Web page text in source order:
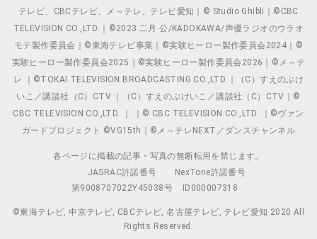
テレビ、CBCテレビ、メ～テレ、テレビ愛知｜© Studio Ghibli｜©CBC
TELEVISION CO.,LTD.｜©2023 二月 公/KADOKAWA/声優ラジオのウラオ
モテ製作委員会｜©東海テレビ事業｜©実験ヒーロー製作委員会2024｜©
実験ヒーロー製作委員会2025｜©実験ヒーロー製作委員会2026｜©メ～テ
レ ｜©TOKAI TELEVISION BROADCASTING CO.,LTD.｜（C）すえのぶけ
いこ／講談社（C）CTV ｜（C）すえのぶけいこ／講談社（C）CTV｜©
CBC TELEVISION CO.,LTD. ｜ ｜© CBC TELEVISION CO.,LTD. ｜©ヴァン
ガードプロジェクト ©VG15th｜©メ～テレNEXT／ダンスチャンネル
各ページに掲載の記事・写真の無断転用を禁じます。
JASRAC許諾番号
NexTone許諾番号
第9008707022Y45038号
ID000007318
©東海テレビ, 中京テレビ, CBCテレビ, 名古屋テレビ, テレビ愛知 2020 All
Rights Reserved.